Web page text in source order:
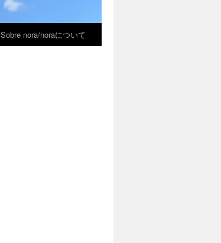
Sobre nora/noraについて